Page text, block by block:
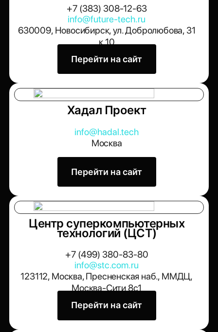
+7 (383) 308-12-63
info@future-tech.ru
630009, Новосибирск, ул. Добролюбова, 31
к.10
Перейти на сайт
Хадал Проект
info@hadal.tech
Москва
Перейти на сайт
Центр суперкомпьютерных
технологий (ЦСТ)
+7 (499) 380-83-80
info@stc.com.ru
123112, Москва, Пресненская наб., ММДЦ,
Москва-Сити 8с1
Перейти на сайт